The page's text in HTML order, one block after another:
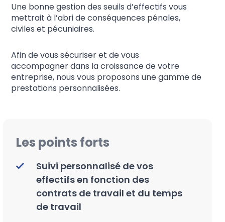
Une bonne gestion des seuils d’effectifs vous
mettrait à l’abri de conséquences pénales,
civiles et pécuniaires.
Afin de vous sécuriser et de vous
accompagner dans la croissance de votre
entreprise, nous vous proposons une gamme de
prestations personnalisées.
Les points forts
Suivi personnalisé de vos
effectifs en fonction des
contrats de travail et du temps
de travail